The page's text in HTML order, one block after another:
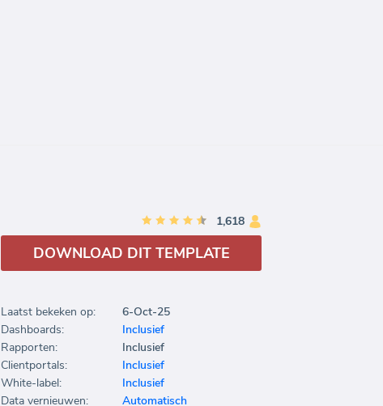
1,618
DOWNLOAD DIT TEMPLATE
Laatst bekeken op:
6-Oct-25
Dashboards:
Inclusief
Rapporten:
Inclusief
Clientportals:
Inclusief
White-label:
Inclusief
Data vernieuwen:
Automatisch